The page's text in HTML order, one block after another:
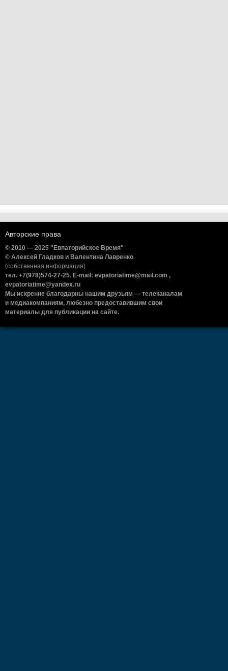
Авторские права
© 2010 — 2025 "Евпаторийское Время"
© Алексей Гладков и Валентина Лавренко
(собственная информация)
тел. +7(978)574-27-25. E-mail: evpatoriatime@mail.com ,
evpatoriatime@yandex.ru
Мы искренне благодарны нашим друзьям — телеканалам
и медиакомпаниям, любезно предоставившим свои
материалы для публикации на сайте.